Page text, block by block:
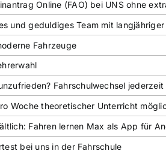
Online (FAO) bei UNS ohne
und geduldiges Team mit langjähriger
Fahrzeuge
Fahrschulwechsel
Woche theoretischer Unterricht
Fahren lernen Max als App für
bei uns in der Fahrschule